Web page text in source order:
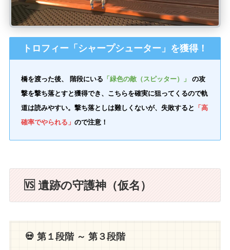
トロフィー「シャープシューター」を獲得！
橋を渡った後、 階段にいる 「緑色の敵（スピッター）」
の攻
撃を撃ち落とすと獲得でき、こちらを確実に狙ってくるので軌
道は読みやすい。撃ち落としは難しくないが、失敗すると 「高
確率でやられる」ので注意！
🆚 遺跡の守護神（仮名）
💀 第１段階 ～ 第３段階